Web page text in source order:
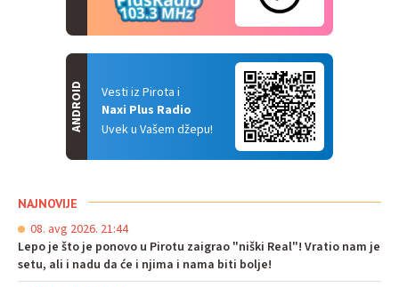
Vesti iz Pirota i
Naxi Plus Radio
Uvek u Vašem džepu!
ANDROID
NAJNOVIJE
08. avg 2026. 21:44
Lepo je što je ponovo u Pirotu zaigrao "niški Real"! Vratio nam je
setu, ali i nadu da će i njima i nama biti bolje!